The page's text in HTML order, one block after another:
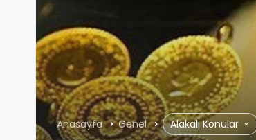
Anasayfa Genel Alakalı Konular